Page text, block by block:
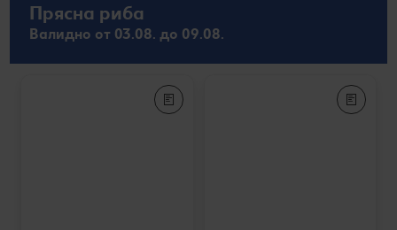
Прясна риба
Валидно от 03.08. до 09.08.